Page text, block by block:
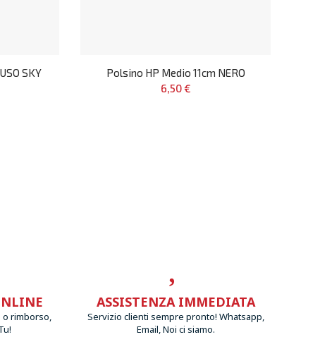
SKY
Polsino HP Medio 11cm NERO
6,50 €
o rimborso,
ASSISTENZA IMMEDIATA
Servizio clienti sempre pronto! Whatsapp,
Email, Noi ci siamo.